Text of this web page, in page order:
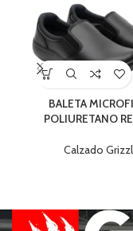
BALETA
POLIURETANO
Calzado